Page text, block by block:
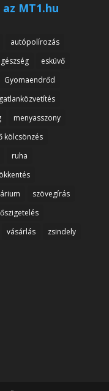
MT1.hu
autópolírozás
esküvő
Gyomaendrőd
menyasszony
kölcsönzés
ruha
szövegírás
vásárlás
zsindely